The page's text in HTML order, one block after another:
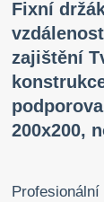
Fixní
zajištění
200x200,